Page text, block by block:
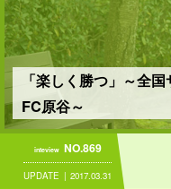
「楽しく勝つ」～全
FC原谷～
inteview NO.869
UPDATE 2017.03.31